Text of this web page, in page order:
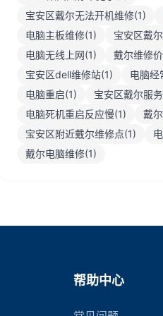
宝安区戴尔无法开机维修(1)
电脑主板维修(1)
宝安区戴
电脑无线上网(1)
戴尔维修
宝安区dell维修站(1)
电脑经
电脑重启(1)
宝安区戴尔服
电脑死机重启反应慢(1)
戴
宝安区附近戴尔维修点(1)
戴尔电脑维修(1)
帮助中心